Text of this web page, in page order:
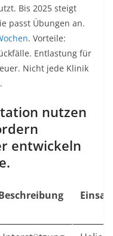
Bis 2025 steigt
passt Übungen an.
. Vorteile:
Entlastung für
Nicht jede Klinik
nutzen
entwickeln